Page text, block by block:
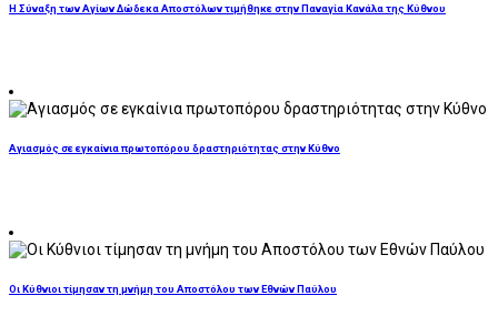
Η Σύναξη των Αγίων Δώδεκα Αποστόλων τιμήθηκε στην Παναγία Κανάλα της Κύθνου
Αγιασμός σε εγκαίνια πρωτοπόρου δραστηριότητας στην Κύθνο
Οι Κύθνιοι τίμησαν τη μνήμη του Αποστόλου των Εθνών Παύλου